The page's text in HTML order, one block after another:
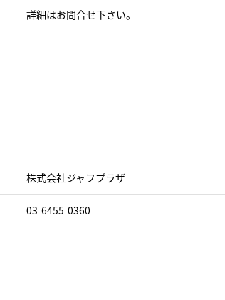
詳細はお問合せ下さい。
株式会社ジャフプラザ
03-6455-0360